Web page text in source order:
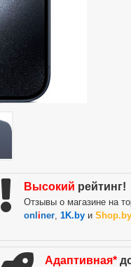
Высокий рейтинг!
Отзывы о магазине на
onl iner 1K.by и Shop.by
Адаптивная*